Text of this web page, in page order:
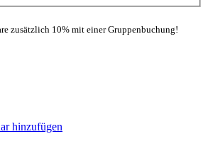
zusätzlich 10% mit einer Gruppenbuchung!
hinzufügen